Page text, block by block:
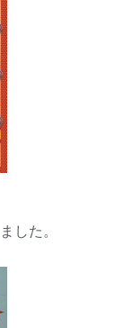
した。